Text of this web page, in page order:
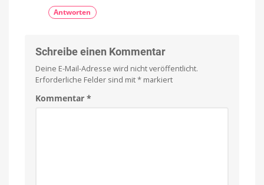
Antworten
Schreibe einen Kommentar
Deine E-Mail-Adresse wird nicht veröffentlicht.
Erforderliche Felder sind mit* markiert
Kommentar *